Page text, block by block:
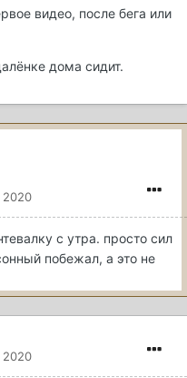
видео, после бега или
дома сидит.
2020
с утра. просто сил
побежал, а это не
2020